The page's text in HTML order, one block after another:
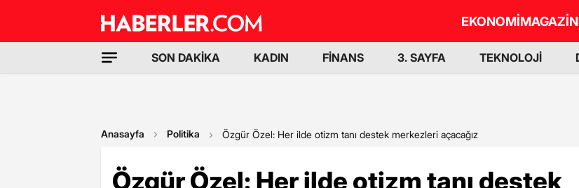
EKONOMİMAGAZİN
SON DAKİKA KADIN FİNANS 3. SAYFA TEKNOLOJİ
Anasayfa Politika Özgür Özel: Her ilde otizm tanı destek merkezleri açacağız
Özgür Özel: Her ilde otizm tanı destek